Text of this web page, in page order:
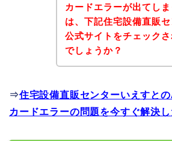
カードエラーが出てし
は、下記住宅設備直販
公式サイトをチェック
でしょうか？
⇒住宅設備直販センターいえすと
カードエラーの問題を今すぐ解決